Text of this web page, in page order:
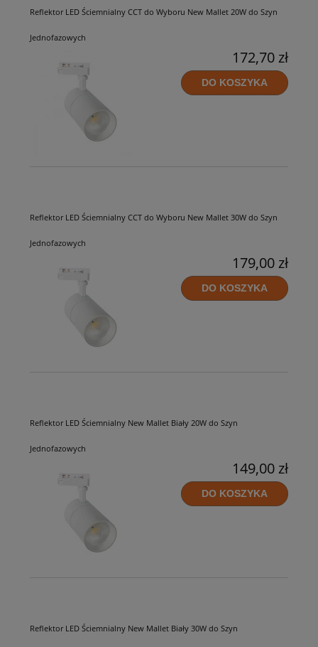
Reflektor LED Ściemnialny CCT do Wyboru New Mallet 20W do Szyn
Jednofazowych
172,70 zł
DO KOSZYKA
Reflektor LED Ściemnialny CCT do Wyboru New Mallet 30W do Szyn
Jednofazowych
179,00 zł
DO KOSZYKA
Reflektor LED Ściemnialny New Mallet Biały 20W do Szyn
Jednofazowych
149,00 zł
DO KOSZYKA
Reflektor LED Ściemnialny New Mallet Biały 30W do Szyn